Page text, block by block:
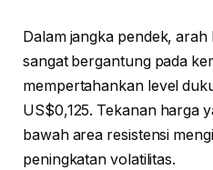
Dalam jangka pendek,
sangat bergantung pada
mempertahankan level
US$0,125. Tekanan harga
bawah area resistensi
peningkatan volatilitas.